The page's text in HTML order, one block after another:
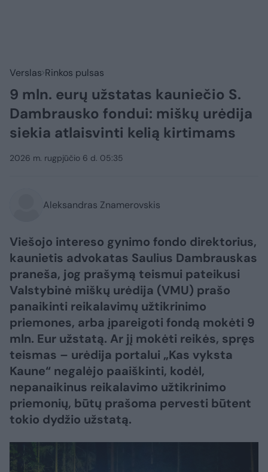
Verslas Rinkos pulsas
9 mln. eurų užstatas kauniečio S.
Dambrausko fondui: miškų urėdija
siekia atlaisvinti kelią kirtimams
2026 m. rugpjūčio 6 d. 05:35
Aleksandras Znamerovskis
Viešojo intereso gynimo fondo direktorius,
kaunietis advokatas Saulius Dambrauskas
praneša, jog prašymą teismui pateikusi
Valstybinė miškų urėdija (VMU) prašo
panaikinti reikalavimų užtikrinimo
priemones, arba įpareigoti fondą mokėti 9
mln. Eur užstatą. Ar jį mokėti reikės, spręs
teismas – urėdija portalui „Kas vyksta
Kaune“ negalėjo paaiškinti, kodėl,
nepanaikinus reikalavimo užtikrinimo
priemonių, būtų prašoma pervesti būtent
tokio dydžio užstatą.